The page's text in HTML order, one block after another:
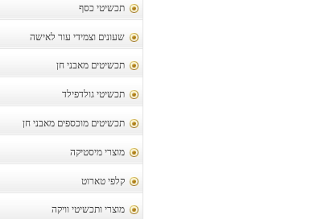
תכשיטי כסף
שעונים וצמידי עור לאישה
תכשיטים מאבני חן
תכשיטי גולדפילד
תכשיטים מוכספים מאבני חן
מוצרי מיסטיקה
קלפי טארוט
מוצרי ותכשיטי וויקה